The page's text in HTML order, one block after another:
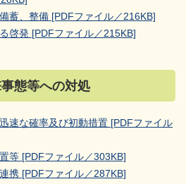
蓄、整備 [PDFファイル／216KB]
啓発 [PDFファイル／215KB]
態等への対処
速な確率及び初動措置 [PDFファイル
等 [PDFファイル／303KB]
携 [PDFファイル／287KB]